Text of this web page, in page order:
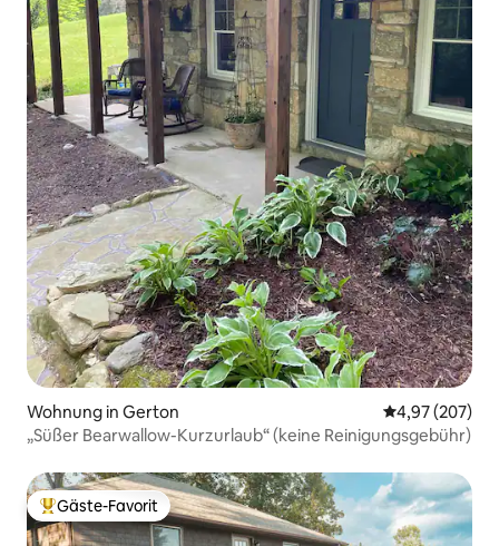
Wohnung in Gerton
4,97 (207)
„Süßer Bearwallow-Kurzurlaub“ (keine Reinigungsgebühr)
Beliebter Gäste-Favorit.
Gäste-Favorit